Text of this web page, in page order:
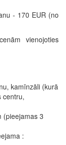
- 170 EUR (no
vienojoties
kamīnzāli (kurā
centru,
(pieejamas 3
: